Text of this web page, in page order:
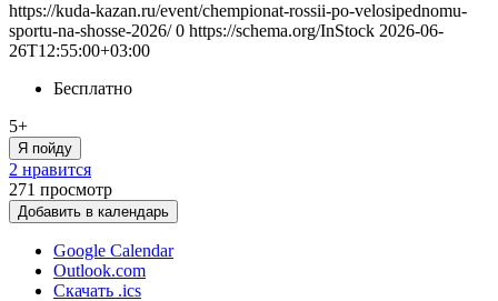
https://kuda-kazan.ru/event/chempionat-rossii-po-velosipednomu-
sportu-na-shosse-2026/ 0 https://schema.org/InStock 2026-06-
26T12:55:00+03:00
Бесплатно
5+
Я пойду
2 нравится
271 просмотр
Добавить в календарь
Google Calendar
Outlook.com
Скачать .ics